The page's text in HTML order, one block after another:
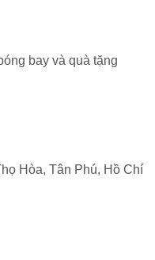
bay và quà tặng
Hòa, Tân Phú, Hồ Chí